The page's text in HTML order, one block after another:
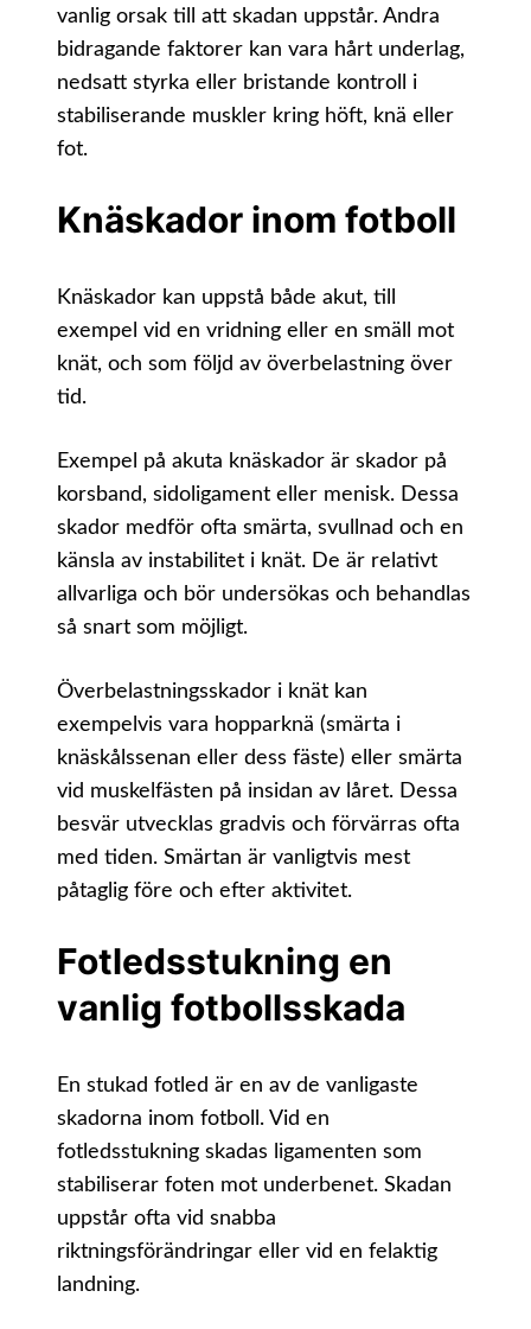
vanlig orsak till att skadan uppstår. Andra
bidragande faktorer kan vara hårt underlag,
nedsatt styrka eller bristande kontroll i
stabiliserande muskler kring höft, knä eller
fot.
Knäskador inom fotboll
Knäskador kan uppstå både akut, till
exempel vid en vridning eller en smäll mot
knät, och som följd av överbelastning över
tid.
Exempel på akuta knäskador är skador på
korsband, sidoligament eller menisk. Dessa
skador medför ofta smärta, svullnad och en
känsla av instabilitet i knät. De är relativt
allvarliga och bör undersökas och behandlas
så snart som möjligt.
Överbelastningsskador i knät kan
exempelvis vara hopparknä (smärta i
knäskålssenan eller dess fäste) eller smärta
vid muskelfästen på insidan av låret. Dessa
besvär utvecklas gradvis och förvärras ofta
med tiden. Smärtan är vanligtvis mest
påtaglig före och efter aktivitet.
Fotledsstukning en
vanlig fotbollsskada
En stukad fotled är en av de vanligaste
skadorna inom fotboll. Vid en
fotledsstukning skadas ligamenten som
stabiliserar foten mot underbenet. Skadan
uppstår ofta vid snabba
riktningsförändringar eller vid en felaktig
landning.